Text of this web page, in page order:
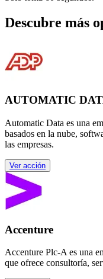
Descubre más
AUTOMATIC
Automatic Data es una
basados en la nube,
las empresas.
Ver acción
Accenture
Accenture Plc-A es una
que ofrece consultoría,